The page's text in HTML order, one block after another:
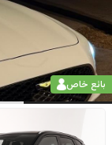
بائع خاص